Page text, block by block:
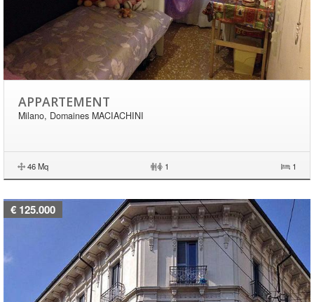
APPARTEMENT
Milano, Domaines MACIACHINI
46 Mq | 1 1
€ 125.000